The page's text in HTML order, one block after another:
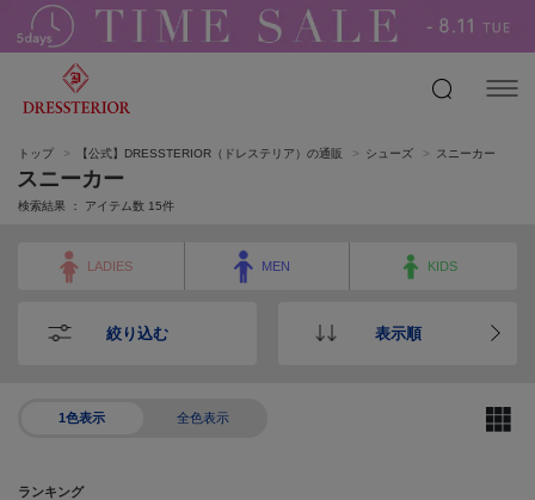
トップ 【公式】DRESSTERIOR（ドレステリア）の通販 シューズ スニーカー
スニーカー
検索結果 ： アイテム数 15件
LADIES MEN KIDS
絞り込む 表示順
1色表示 全色表示
ランキング